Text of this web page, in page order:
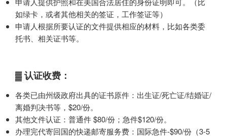
如绿卡，或者其他相关的签证，工作签证等）
申请人根据所要认证的文件提供相应的材料，比如各类委
托书、相关证书等。
▓ 认证收费：
各类已由州级政府出具的证书原件：出生证/死亡证/结婚证/
离婚判决书等，$20/份。
其他文件认证：普通件 $80/份；急件$120/份。
办理完代寄回国的快递邮寄服务费：国际急件-$90/份（3-5